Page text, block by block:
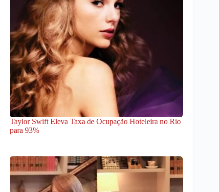
Taylor Swift Eleva Taxa de Ocupação Hoteleira no Rio
para 93%